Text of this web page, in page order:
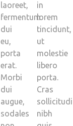
laoreet,
fermentum
dui
eu,
porta
erat.
Morbi
dui
augue,
sodales
in
lorem
tincidunt,
ut
molestie
libero
porta.
Cras
nibh